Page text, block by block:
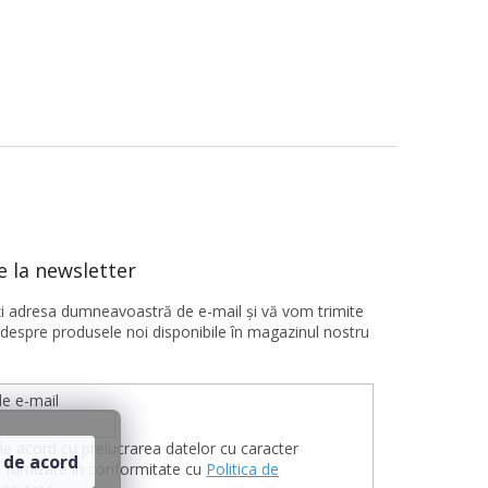
acord
la newsletter
adresa dumneavoastră de e-mail şi vă vom trimite
produsele noi disponibile în magazinul nostru
e-mail
de acord cu prelucrarea datelor cu caracter
furnizate în conformitate cu Politica de